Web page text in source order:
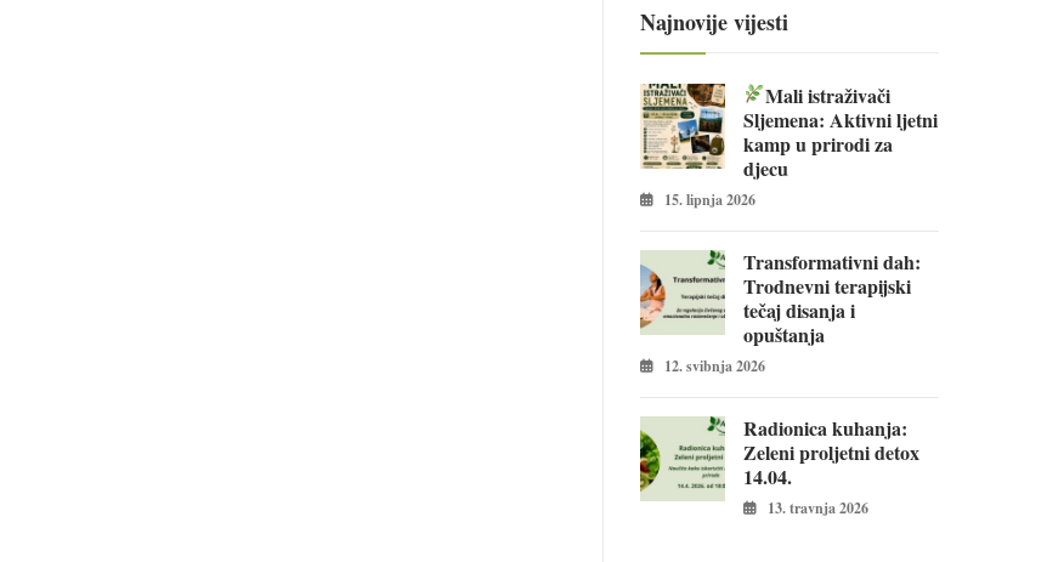
Najnovije vijesti
Mali istraživači
Sljemena: Aktivni ljetni
kamp u prirodi za
djecu
15. lipnja 2026
Transformativni dah:
Trodnevni terapijski
tečaj disanja i
opuštanja
12. svibnja 2026
Radionica kuhanja:
Zeleni proljetni detox
14.04.
13. travnja 2026